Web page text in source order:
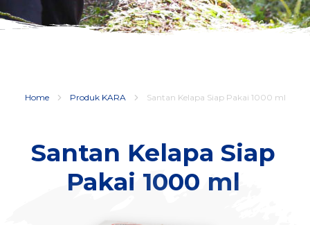
Home Produk KARA Santan Kelapa Siap Pakai 1000 ml
Santan Kelapa Siap
Pakai 1000 ml